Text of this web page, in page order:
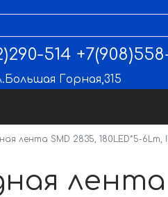
514
Горная,315
лента SMD 2835, 180LED*5-6Lm,
лента